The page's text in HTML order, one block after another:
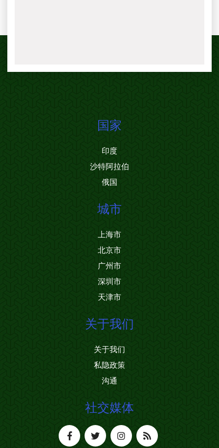
国家
印度
沙特阿拉伯
俄国
城市
上海市
北京市
广州市
深圳市
天津市
关于我们
关于我们
私隐政策
沟通
社交媒体